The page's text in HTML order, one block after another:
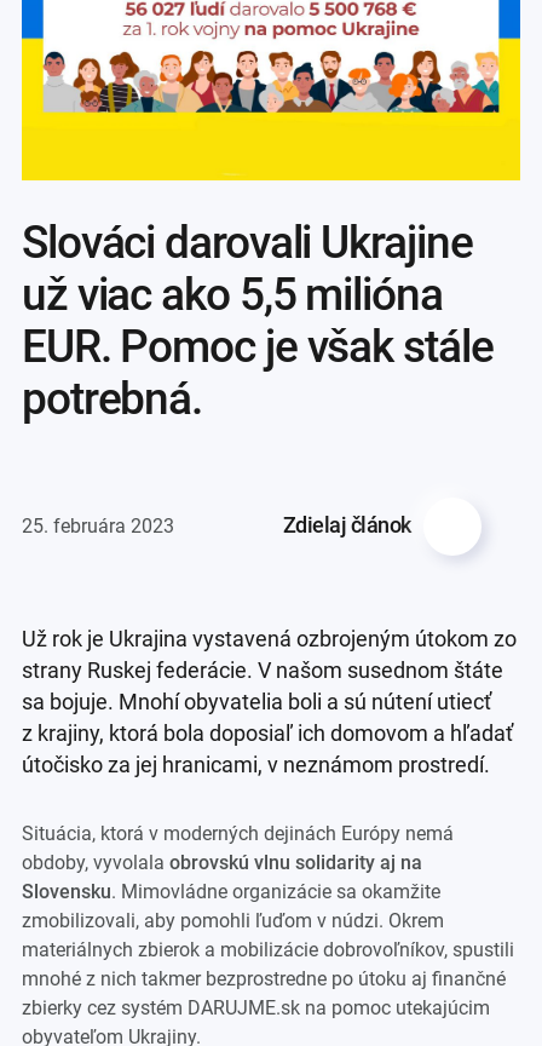
25. februára 2023 Zdielaj článok
Slováci darovali Ukrajine
už viac ako 5,5 milióna
EUR. Pomoc je však stále
potrebná.
Už rok je Ukrajina vystavená ozbrojeným útokom zo
strany Ruskej federácie. V našom susednom štáte
sa bojuje. Mnohí obyvatelia boli a sú nútení utiecť
z krajiny, ktorá bola doposiaľ ich domovom a hľadať
útočisko za jej hranicami, v neznámom prostredí.
Situácia, ktorá v moderných dejinách Európy nemá
obdoby, vyvolala obrovskú vlnu solidarity aj na
Slovensku. Mimovládne organizácie sa okamžite
zmobilizovali, aby pomohli ľuďom v núdzi. Okrem
materiálnych zbierok a mobilizácie dobrovoľníkov, spustili
mnohé z nich takmer bezprostredne po útoku aj finančné
zbierky cez systém DARUJME.sk na pomoc utekajúcim
obyvateľom Ukrajiny.